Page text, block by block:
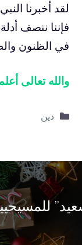
لقد أخبرنا
فإننا ننصف
في الظنون
والله تعالى
التصنيفات
دين